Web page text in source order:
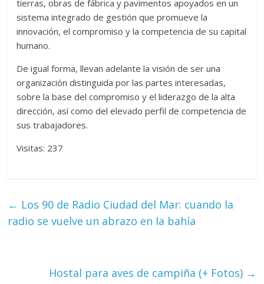
tierras, obras de fábrica y pavimentos apoyados en un
sistema integrado de gestión que promueve la
innovación, el compromiso y la competencia de su capital
humano.
De igual forma, llevan adelante la visión de ser una
organización distinguida por las partes interesadas,
sobre la base del compromiso y el liderazgo de la alta
dirección, así como del elevado perfil de competencia de
sus trabajadores.
Visitas: 237
← Los 90 de Radio Ciudad del Mar: cuando la
radio se vuelve un abrazo en la bahía
Hostal para aves de campiña (+ Fotos) →